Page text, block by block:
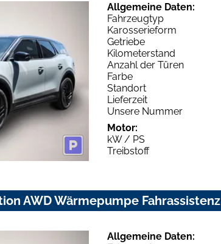
Allgemeine Daten:
Fahrzeugtyp
Karosserieform
Getriebe
Kilometerstand
Anzahl der Türen
Farbe
Standort
Lieferzeit
Unsere Nummer
Motor:
kW / PS
Treibstoff
AWD Wärmepumpe Fahrassistenz
Allgemeine Daten: